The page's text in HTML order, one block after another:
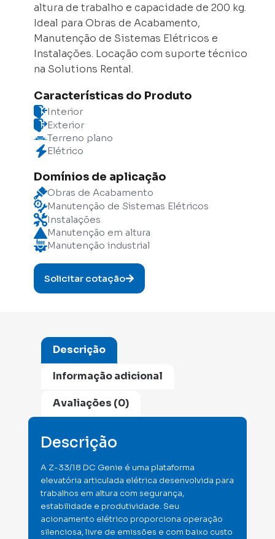
altura de trabalho e capacidade de 200 kg.
Ideal para Obras de Acabamento,
Manutenção de Sistemas Elétricos e
Instalações. Locação com suporte técnico
na Solutions Rental.
Características do Produto
Interior
Exterior
Terreno plano
Elétrico
Domínios de aplicação
Obras de Acabamento
Manutenção de Sistemas Elétricos
Instalações
Manutenção em altura
Manutenção industrial
Solicitar cotação
Descrição
Informação adicional
Avaliações (0)
Descrição
A Z-33/18 DC Genie é uma plataforma
elevatória articulada elétrica desenvolvida para
trabalhos em altura com segurança,
estabilidade e produtividade. Seu
acionamento elétrico proporciona operação
silenciosa, livre de emissões e com baixo custo